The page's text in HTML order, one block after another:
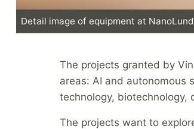
Detail image of equipment at
The projects granted by
areas: AI and autonomous
technology, biotechnology,
The projects want to